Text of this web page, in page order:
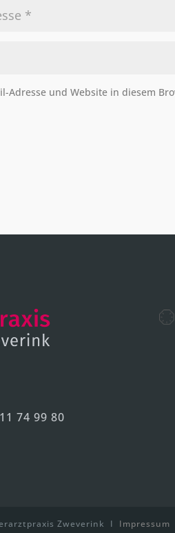
Adresse und Website in diesem
74 99 80
Zweverink I Impressum